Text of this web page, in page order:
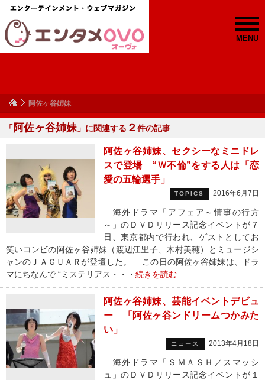
MENU
阿佐ヶ谷姉妹
「 阿佐ヶ谷姉妹 」に関連する ２件の記事
阿佐ヶ谷姉妹、セクシーなミニドレ
スで登場 “Ｗ不倫”をする人は「恋
愛の五輪選手」
TOPICS 2016年6月7日
海外ドラマ「アフェア～情事の行方
～」のＤＶＤリリース記念イベントが７
日、東京都内で行われ、ゲストとしてお
笑いコンビの阿佐ヶ谷姉妹（渡辺江里子、木村美穂）とミュージシ
ャンのＪＡＧＵＡＲが登壇した。 この日の阿佐ヶ谷姉妹は、ドラ
マにちなんで “ミステリアス・・・ 続きを読む
阿佐ヶ谷姉妹、芸能イベントデビュ
ー 「阿佐ヶ谷ンドリームつかみた
い」
ニュース 2013年4月18日
海外ドラマ「ＳＭＡＳＨ／スマッシ
ュ」のＤＶＤリリース記念イベントが１